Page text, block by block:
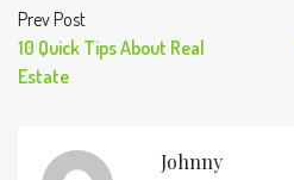
Prev Post
10 Quick Tips About Real
Estate
Johnny